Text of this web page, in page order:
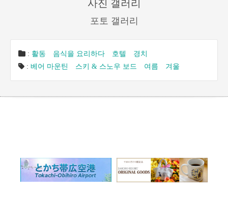
사진 갤러리
포토 갤러리
: 활동 음식을 요리하다 호텔
경치
: 베어 마운틴 스키 & 스노우 보드 여름 겨울